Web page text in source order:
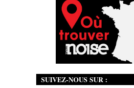
SUIVEZ-NOUS SUR :